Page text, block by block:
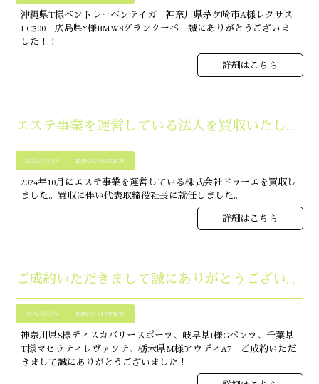
沖縄県T様ベントレーベンテイガ 神奈川県茅ケ崎市A様レクサス
LC500 広島県Y様BMW8グランクーペ 誠にありがとうございま
した！！
詳細はこちら
エステ事業を運営している法人を買収いたしました！
2024/10/19 INFORMATION
2024年10月にエステ事業を運営している株式会社ドゥーエを買収し
ました。買収に伴い代表取締役社長に就任しました。
詳細はこちら
ご成約いただきまして誠にありがとうございます！！
2024/07/24 INFORMATION
神奈川県S様ディスカバリースポーツ、岐阜県I様Gベンツ、千葉県
T様マセラティレヴァンテ、栃木県M様アウディA7 ご成約いただ
きまして誠にありがとうございました！